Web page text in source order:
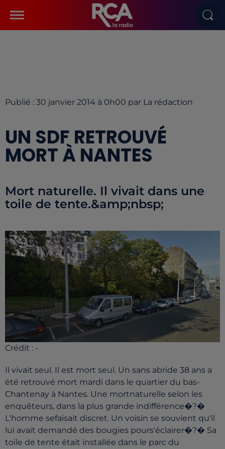
Publié : 30 janvier 2014 à 0h00 par La rédaction
UN SDF RETROUVÉ
MORT À NANTES
Mort naturelle. Il vivait dans une
toile de tente.&amp;nbsp;
Crédit : -
Il vivait seul. Il est mort seul. Un sans abride 38 ans a
été retrouvé mort mardi dans le quartier du bas-
Chantenay à Nantes. Une mortnaturelle selon les
enquêteurs, dans la plus grande indifférence�?�
L'homme sefaisait discret. Un voisin se souvient qu'il
lui avait demandé des bougies pours'éclairer�?� Sa
toile de tente était installée dans le parc du